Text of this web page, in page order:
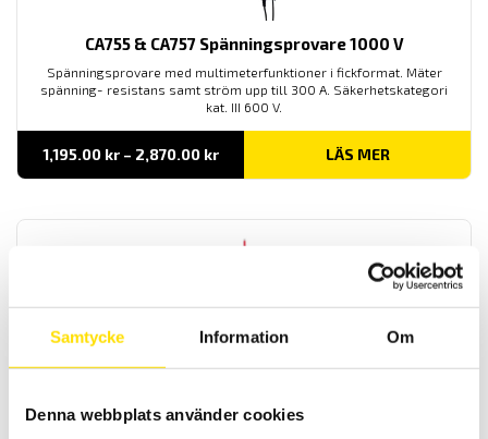
Samtycke Information Om
Denna webbplats använder cookies
CA755 & CA757 Spänningsprovare 1000 V
Spänningsprovare med multimeterfunktioner i fickformat. Mäter
spänning- resistans samt ström upp till 300 A. Säkerhetskategori
kat. III 600 V.
1,195.00 kr – 2,870.00 krPrisintervall:
till
LÄS MER
Spänningsprovare med automatiskt lik- eller